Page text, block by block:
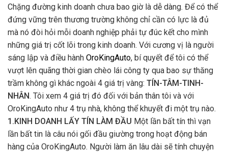
Chặng đường kinh doanh chưa bao giờ là dễ dàng. Để có thể
đứng vững trên thương trường không chỉ cần có lực là đủ
mà nó đòi hỏi mỗi doanh nghiệp phải tự đúc kết cho mình
những giá trị cốt lõi trong kinh doanh. Với cương vị là người
sáng lập và điều hành OroKingAuto, bí quyết để tôi có thể
vượt lên quãng thời gian chèo lái công ty qua bao sự thăng
trầm không gì khác ngoài 4 giá trị vàng: TÍN-TÂM-TINH-
NHÂN. Tôi xem 4 giá trị đó đối với bản thân tôi và với
OroKingAuto như 4 trụ nhà, không thể khuyết đi một trụ nào.
1.KINH DOANH LẤY TÍN LÀM ĐẦU Một lần bất tín thì vạn
lần bất tin là câu nói gối đầu giường trong hoạt động bán
hàng của OroKingAuto. Người làm ăn lâu dài sẽ tính chuyện